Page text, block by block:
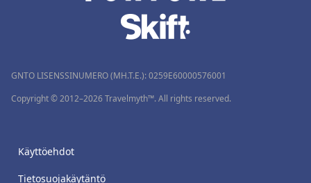
GNTO LISENSSINUMERO (MH.T.E.): 0259Ε60000576001
Copyright © 2012–2026 Travelmyth™. All rights reserved.
Käyttöehdot
Tietosuojakäytäntö